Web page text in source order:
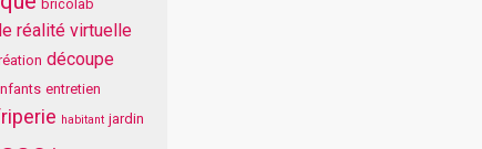
bricolab
réalité virtuelle
découpe
entretien
habitant jardin